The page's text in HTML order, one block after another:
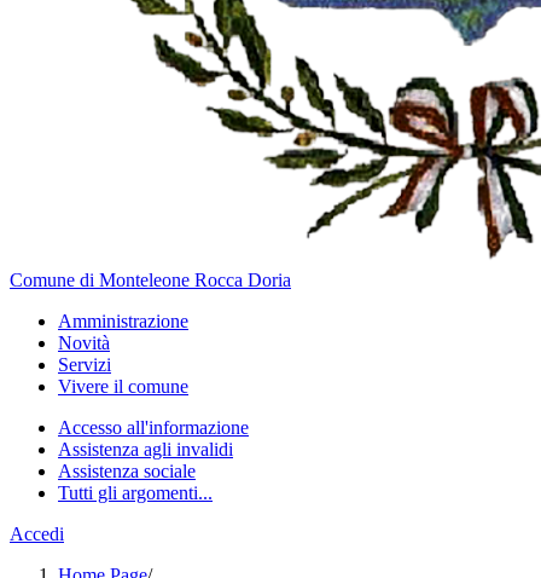
Comune di Monteleone Rocca Doria
Amministrazione
Novità
Servizi
Vivere il comune
Accesso all'informazione
Assistenza agli invalidi
Assistenza sociale
Tutti gli argomenti...
Accedi